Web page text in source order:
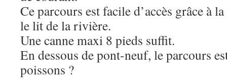
Ce parcours est facile d’accès grâce à
le lit de la rivière.
Une canne maxi 8 pieds suffit.
En dessous de pont-neuf, le parcours
poissons ?